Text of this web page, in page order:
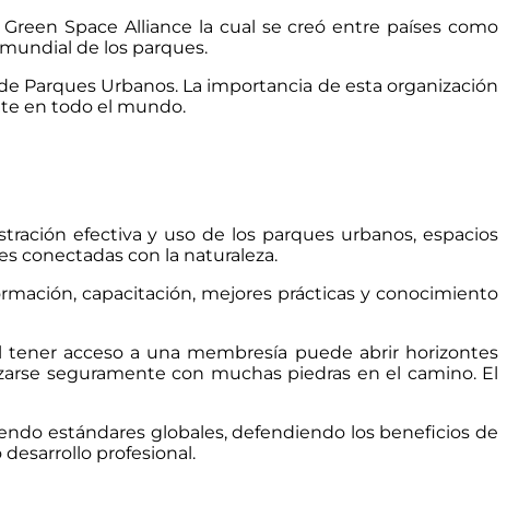
Space Alliance la cual se creó entre países como
de los parques.
Parques Urbanos. La importancia de esta organización
en todo el mundo.
efectiva y uso de los parques urbanos, espacios
conectadas con la naturaleza.
capacitación, mejores prácticas y conocimiento
acceso a una membresía puede abrir horizontes
seguramente con muchas piedras en el camino. El
estándares globales, defendiendo los beneficios de
profesional.